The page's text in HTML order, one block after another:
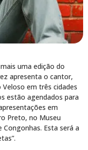
uma edição do
apresenta o cantor,
em três cidades
estão agendados para
em
Preto, no Museu
Esta será a